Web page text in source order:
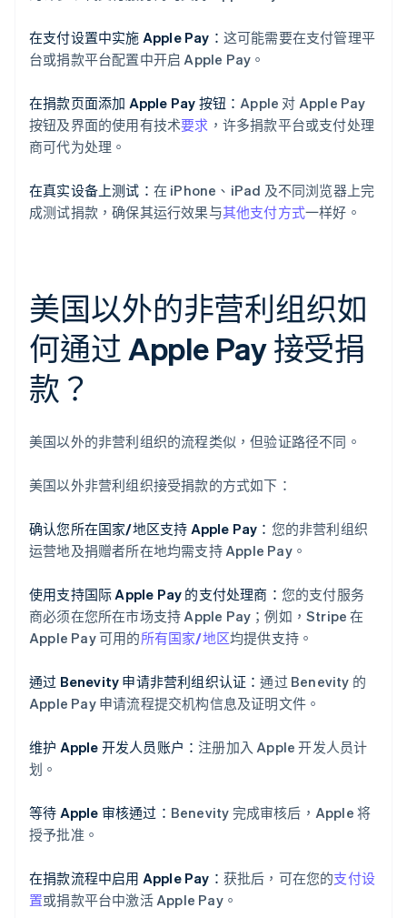
在支付设置中实施 Apple Pay： 这可能需要在支付管理平
台或捐款平台配置中开启 Apple Pay。
在捐款页面添加 Apple Pay 按钮：Apple 对 Apple Pay
按钮及界面的使用有技术要求 ，许多捐款平台或支付处理
商可代为处理。
在真实设备上测试： 在 iPhone、iPad 及不同浏览器上完
成测试捐款，确保其运行效果与其他支付方式一样好。
美国以外的非营利组织如
何通过 Apple Pay 接受捐
款？
美国以外的非营利组织的流程类似，但验证路径不同。
美国以外非营利组织接受捐款的方式如下：
确认您所在国家/地区支持 Apple Pay： 您的非营利组织
运营地及捐赠者所在地均需支持 Apple Pay。
使用支持国际 Apple Pay 的支付处理商： 您的支付服务
商必须在您所在市场支持 Apple Pay；例如，Stripe 在
Apple Pay 可用的所有国家/地区均提供支持。
通过 Benevity 申请非营利组织认证：通过 Benevity 的
Apple Pay 申请流程提交机构信息及证明文件。
维护 Apple 开发人员账户：注册加入 Apple 开发人员计
划。
等待 Apple 审核通过： Benevity 完成审核后，Apple 将
授予批准。
在捐款流程中启用 Apple Pay： 获批后，可在您的支付设
置或捐款平台中激活 Apple Pay。